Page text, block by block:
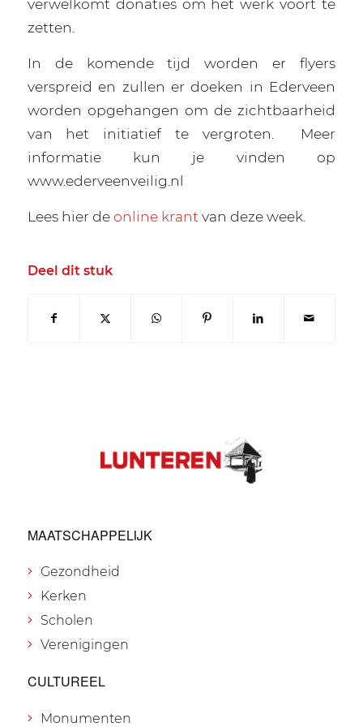
verwelkomt donaties om het werk voort te
zetten.
In de komende tijd worden er flyers
verspreid en zullen er doeken in Ederveen
worden opgehangen om de zichtbaarheid
van het initiatief te vergroten.
Meer
informatie kun je vinden op
www.ederveenveilig.nl
Lees hier deonline krant van deze week.
Deel dit stuk
MAATSCHAPPELIJK
Gezondheid
Kerken
Scholen
Verenigingen
CULTUREEL
Monumenten